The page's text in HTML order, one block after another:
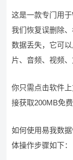
这是一款专门用
我们恢复误删除
数据丢失，它可
片、音频、视频
你只需点击软件
接获取200MB免
如何使用易我数
体操作步骤如下：